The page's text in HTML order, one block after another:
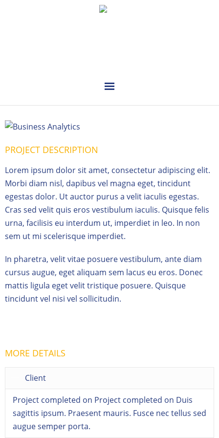
PLANUNG
INSTALLATION
VERKAUF
REFERENZEN
KONTAKT
PROJECT DESCRIPTION
Lorem ipsum dolor sit amet, consectetur adipiscing elit.
Morbi diam nisl, dapibus vel magna eget, tincidunt
egestas dolor. Ut auctor purus a velit iaculis egestas.
Cras sed velit quis eros vestibulum iaculis. Quisque felis
urna, facilisis eu interdum ut, imperdiet in leo. In non
sem ut mi scelerisque imperdiet.
In pharetra, velit vitae posuere vestibulum, ante diam
cursus augue, eget aliquam sem lacus eu eros. Donec
mattis ligula eget velit tristique posuere. Quisque
tincidunt vel nisi vel sollicitudin.
MORE DETAILS
Client
Project completed on Project completed on Duis
sagittis ipsum. Praesent mauris. Fusce nec tellus sed
augue semper porta.